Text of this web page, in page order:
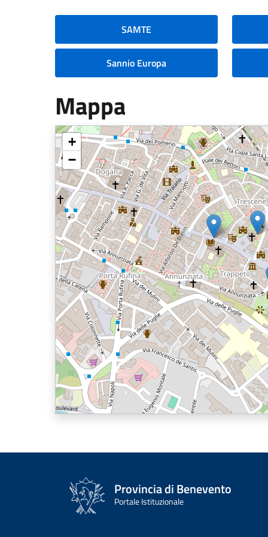
SAMTE
Sannio Europa
Mappa
+
−
Provincia di Benevento
Portale Istituzionale